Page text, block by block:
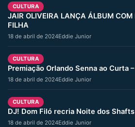
CULTURA
JAIR OLIVEIRA LANÇA ÁLBUM COM
FILHA
18 de abril de 2024Eddie Junior
CULTURA
Premiação Orlando Senna ao Curta
18 de abril de 2024Eddie Junior
CULTURA
DJ! Dom Filó recria Noite dos Shafts
18 de abril de 2024Eddie Junior